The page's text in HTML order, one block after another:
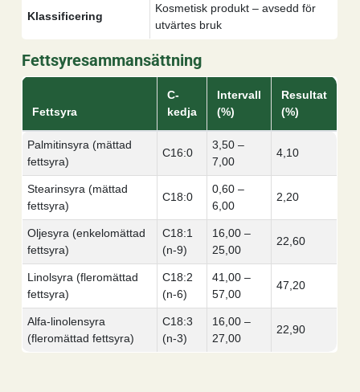
Klassificering
Kosmetisk produkt – avsedd för
utvärtes bruk
Fettsyresammansättning
Fettsyra
C-
kedja
Intervall
(%)
Resultat
(%)
Palmitinsyra (mättad
fettsyra)
C16:0
3,50 –
7,00
4,10
Stearinsyra (mättad
fettsyra)
C18:0
0,60 –
6,00
2,20
Oljesyra (enkelomättad
fettsyra)
C18:1
(n-9)
16,00 –
25,00
22,60
Linolsyra (fleromättad
fettsyra)
C18:2
(n-6)
41,00 –
57,00
47,20
Alfa-linolensyra
(fleromättad fettsyra)
C18:3
(n-3)
16,00 –
27,00
22,90